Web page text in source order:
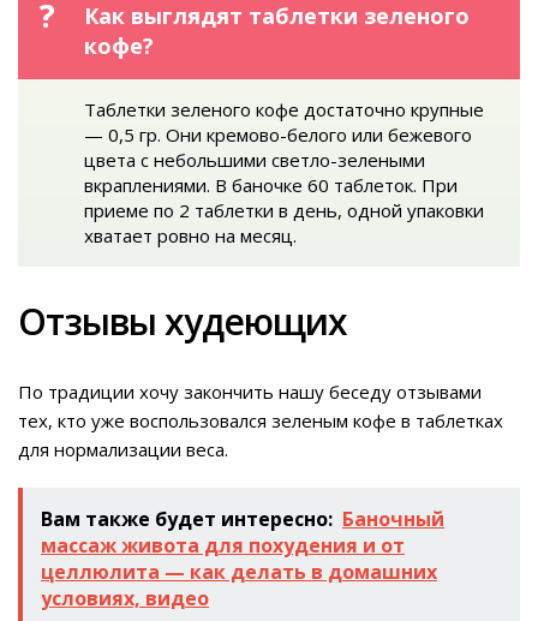
Как выглядят таблетки зеленого
кофе?
Таблетки зеленого кофе достаточно крупные
— 0,5 гр. Они кремово-белого или бежевого
цвета с небольшими светло-зелеными
вкраплениями. В баночке 60 таблеток. При
приеме по 2 таблетки в день, одной упаковки
хватает ровно на месяц.
Отзывы худеющих
По традиции хочу закончить нашу беседу отзывами
тех, кто уже воспользовался зеленым кофе в таблетках
для нормализации веса.
Вам также будет интересно: Баночный
массаж живота для похудения и от
целлюлита — как делать в домашних
условиях, видео